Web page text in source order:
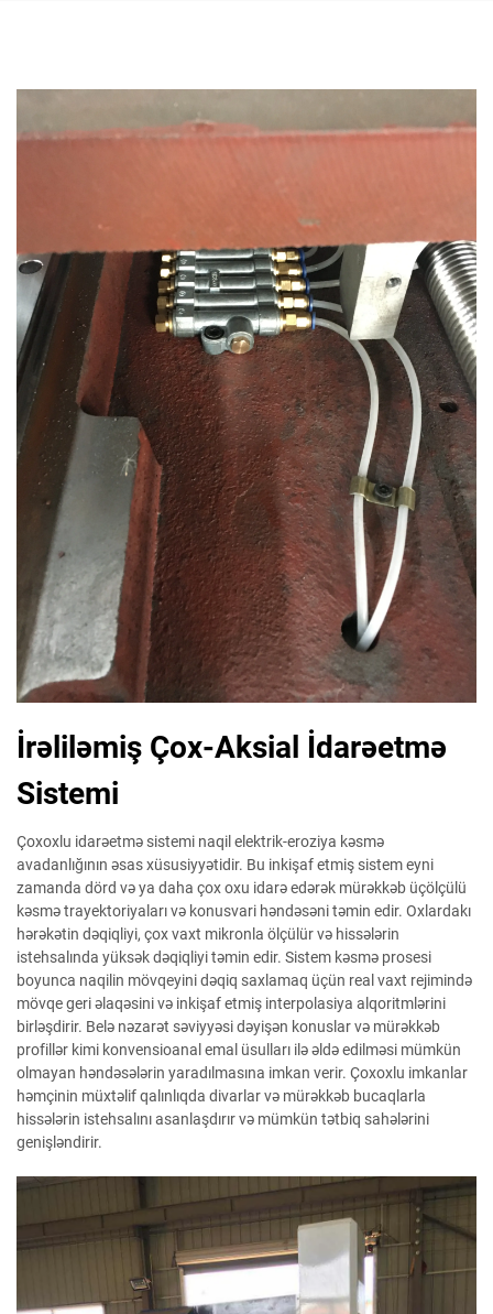
İrəliləmiş Çox-Aksial İdarəetmə
Sistemi
Çoxoxlu idarəetmə sistemi naqil elektrik-eroziya kəsmə
avadanlığının əsas xüsusiyyətidir. Bu inkişaf etmiş sistem eyni
zamanda dörd və ya daha çox oxu idarə edərək mürəkkəb üçölçülü
kəsmə trayektoriyaları və konusvari həndəsəni təmin edir. Oxlardakı
hərəkətin dəqiqliyi, çox vaxt mikronla ölçülür və hissələrin
istehsalında yüksək dəqiqliyi təmin edir. Sistem kəsmə prosesi
boyunca naqilin mövqeyini dəqiq saxlamaq üçün real vaxt rejimində
mövqe geri əlaqəsini və inkişaf etmiş interpolasiya alqoritmlərini
birləşdirir. Belə nəzarət səviyyəsi dəyişən konuslar və mürəkkəb
profillər kimi konvensioanal emal üsulları ilə əldə edilməsi mümkün
olmayan həndəsələrin yaradılmasına imkan verir. Çoxoxlu imkanlar
həmçinin müxtəlif qalınlıqda divarlar və mürəkkəb bucaqlarla
hissələrin istehsalını asanlaşdırır və mümkün tətbiq sahələrini
genişləndirir.